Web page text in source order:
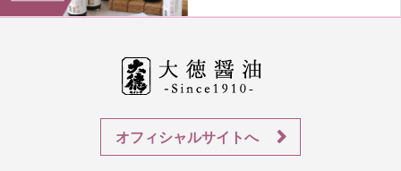
オフィシャルサイトへ